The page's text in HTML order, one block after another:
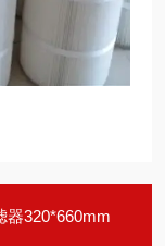
器320*660mm